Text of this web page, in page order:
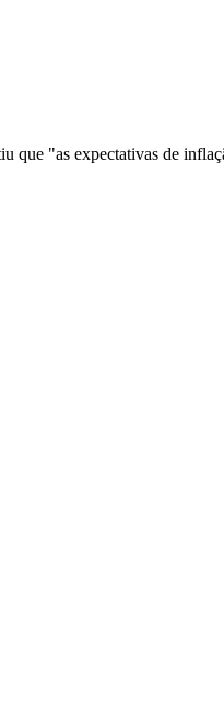
que "as expectativas de